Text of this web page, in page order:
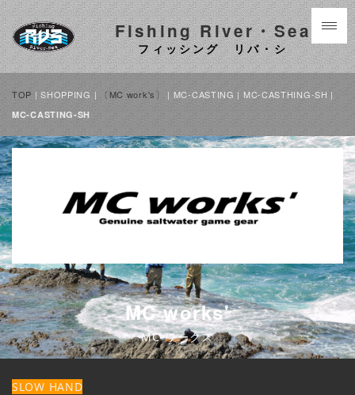
Fishing River・Sea
フィッシング リバ・シ
TOP | SHOPPING |〔MC work's〕| MC-CASTING | MC-CASTHING-SH |
MC-CASTING-SH
MC works'
MC ワークス
SLOW HAND